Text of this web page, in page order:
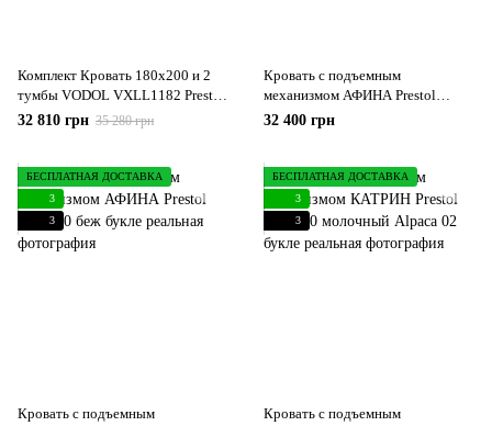
Комплект Кровать 180х200 и 2
тумбы VODOL VXLL1182 Prestol
Беж
32 810 грн 35 280 грн
Кровать с подъемным
механизмом АФИНА Prestol
160х200 беж букле
32 400 грн
БЕСПЛАТНАЯ ДОСТАВКА
3
3
Кровать с подъемным
БЕСПЛАТНАЯ ДОСТАВКА
3
3
Кровать с подъемным